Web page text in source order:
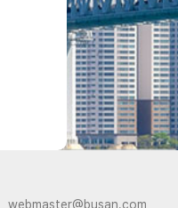
webmaster@busan.com